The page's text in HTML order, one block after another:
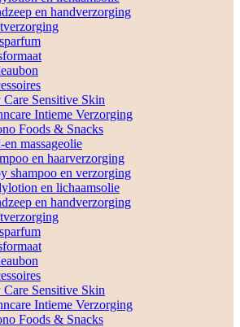
en handverzorging
Care Sensitive Skin
Intieme Verzorging
Foods & Snacks
en massageolie
en haarverzorging
shampoo en verzorging
en lichaamsolie
en handverzorging
Care Sensitive Skin
Intieme Verzorging
Foods & Snacks